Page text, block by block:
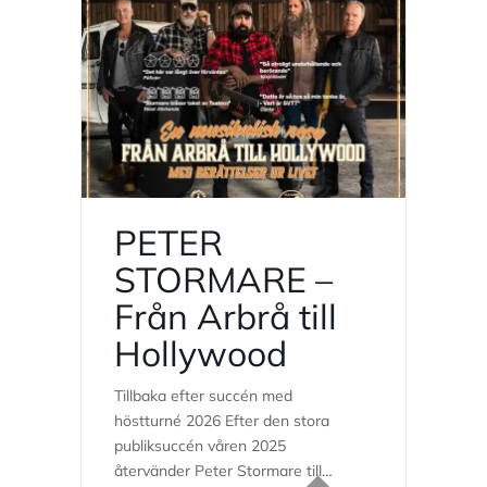
PETER
STORMARE –
Från Arbrå till
Hollywood
Tillbaka efter succén med
höstturné 2026 Efter den stora
publiksuccén våren 2025
återvänder Peter Stormare till